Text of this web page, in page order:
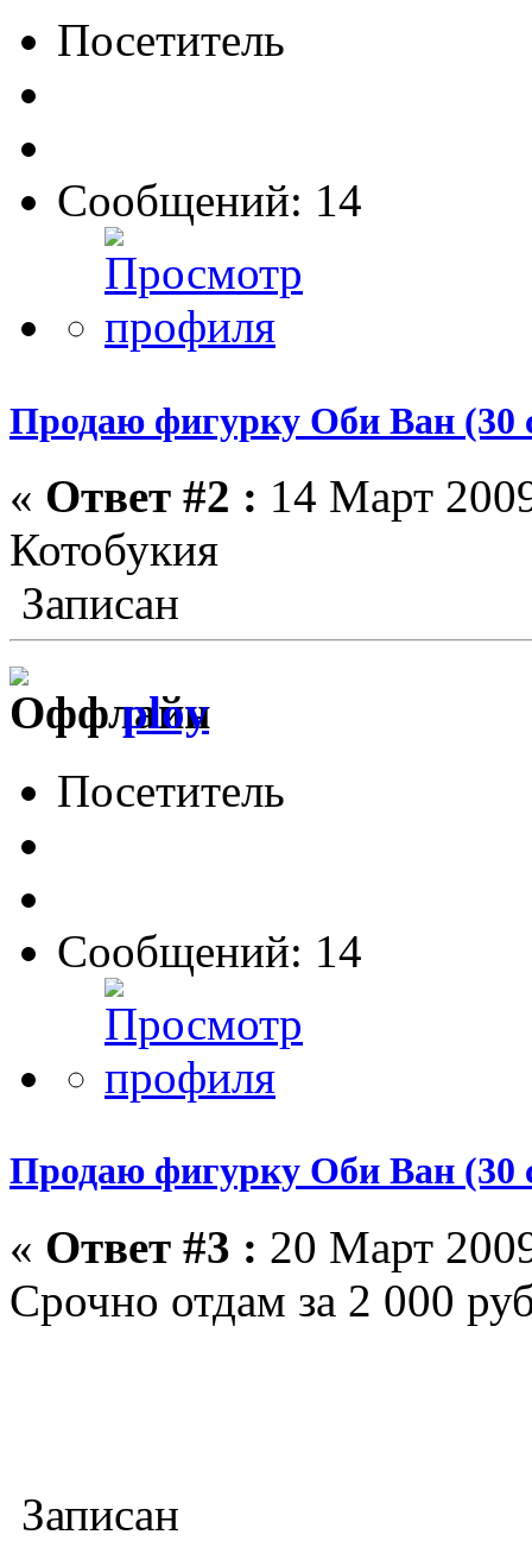
Посетитель
Сообщений: 14
Продаю фигурку Оби Ван (30
« Ответ #2 : 14 Март
Котобукия
Записан
ploy
Посетитель
Сообщений: 14
Продаю фигурку Оби Ван (30
« Ответ #3 : 20 Март
Срочно отдам за 2 000
Записан